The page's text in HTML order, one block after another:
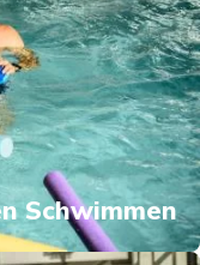
Schwimmen